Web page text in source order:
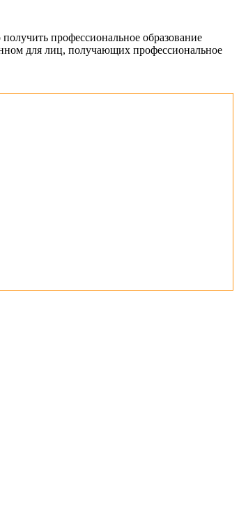
профессиональное образование
для лиц, получающих профессиональное